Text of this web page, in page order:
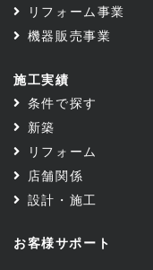
リフォーム事業
機器販売事業
施工実績
条件で探す
新築
リフォーム
店舗関係
設計・施工
お客様サポート